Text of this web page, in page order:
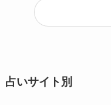
占いサイト別